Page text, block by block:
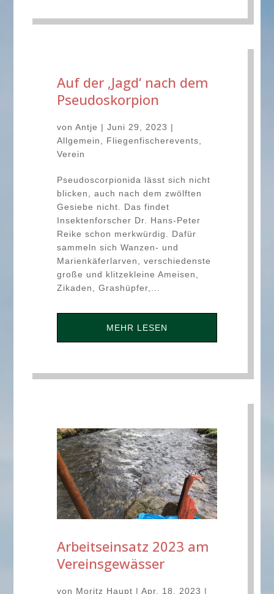
Auf der ‚Jagd‘ nach dem
Pseudoskorpion
von Antje | Juni 29, 2023 |
Allgemein
Fliegenfischerevents
Verein
Pseudoscorpionida lässt sich nicht
blicken, auch nach dem zwölften
Gesiebe nicht. Das findet
Insektenforscher Dr. Hans-Peter
Reike schon merkwürdig. Dafür
sammeln sich Wanzen- und
Marienkäferlarven, verschiedenste
große und klitzekleine Ameisen,
Zikaden, Grashüpfer,...
MEHR LESEN
Arbeitseinsatz 2023 am
Vereinsgewässer
von Moritz Haupt | Apr. 18, 2023 |